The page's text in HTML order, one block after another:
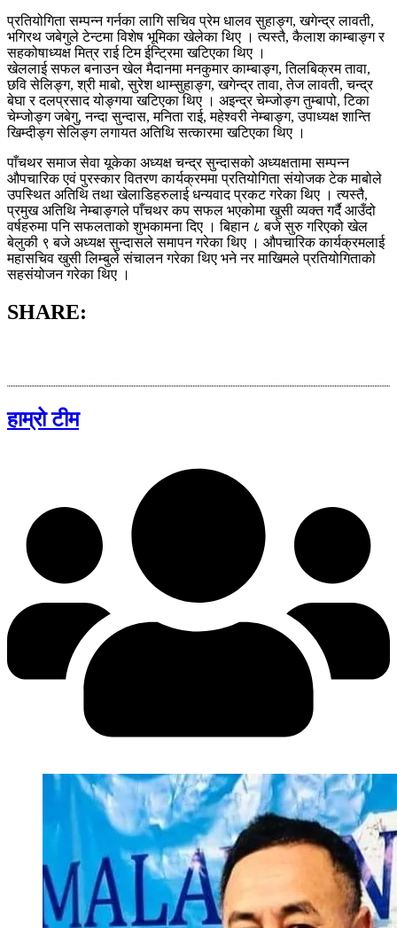
प्रतियोगिता सम्पन्न गर्नका लागि सचिव प्रेम धालव सुहाङ्ग, खगेन्द्र लावती,
भगिरथ जबेगुले टेन्टमा विशेष भूमिका खेलेका थिए । त्यस्तै, कैलाश काम्बाङ्ग र
सहकोषाध्यक्ष मित्र राई टिम ईन्ट्रिमा खटिएका थिए ।
खेललाई सफल बनाउन खेल मैदानमा मनकुमार काम्बाङ्ग, तिलबिक्रम तावा,
छवि सेलिङ्ग, श्री माबो, सुरेश थाम्सुहाङ्ग, खगेन्द्र तावा, तेज लावती, चन्द्र
बेघा र दलप्रसाद योङ्गया खटिएका थिए । अइन्द्र चेम्जोङ्ग तुम्बापो, टिका
चेम्जोङ्ग जबेगु, नन्दा सुन्दास, मनिता राई, महेश्वरी नेम्बाङ्ग, उपाध्यक्ष शान्ति
खिम्दीङ्ग सेलिङ्ग लगायत अतिथि सत्कारमा खटिएका थिए ।
पाँचथर समाज सेवा यूकेका अध्यक्ष चन्द्र सुन्दासको अध्यक्षतामा सम्पन्न
औपचारिक एवं पुरस्कार वितरण कार्यक्रममा प्रतियोगिता संयोजक टेक माबोले
उपस्थित अतिथि तथा खेलाडिहरुलाई धन्यवाद प्रकट गरेका थिए । त्यस्तै,
प्रमुख अतिथि नेम्बाङ्गले पाँचथर कप सफल भएकोमा खुसी व्यक्त गर्दै आउँदो
वर्षहरुमा पनि सफलताको शुभकामना दिए । बिहान ८ बजे सुरु गरिएको खेल
बेलुकी ९ बजे अध्यक्ष सुन्दासले समापन गरेका थिए । औपचारिक कार्यक्रमलाई
महासचिव खुसी लिम्बुले संचालन गरेका थिए भने नर माखिमले प्रतियोगिताको
सहसंयोजन गरेका थिए ।
SHARE:
हाम्रो टीम